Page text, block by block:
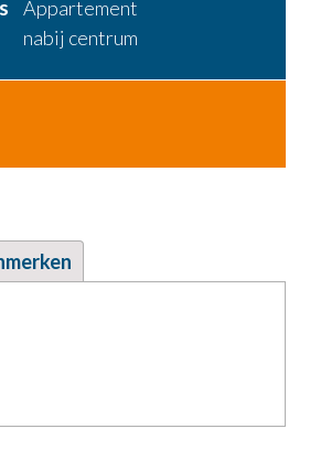
Appartement
nabij centrum